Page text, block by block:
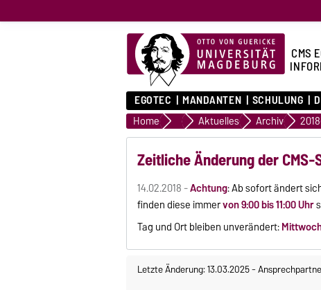
CMS
EGOTEC MANDANTEN SCHULUNG
Home homeAktuelles Archiv 2018
Zeitliche Änderung der
14.02.2018 -Achtung: Ab sofort ändert
finden diese immervon 9:00 bis 11:00 Uhr
Tag und Ort bleiben unverändert:
Letzte Änderung: 13.03.2025-